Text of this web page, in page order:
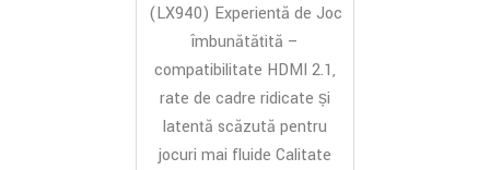
(LX940) Experiență de Joc
îmbunătățită –
compatibilitate HDMI 2.1,
rate de cadre ridicate și
latență scăzută pentru
jocuri mai fluide Calitate